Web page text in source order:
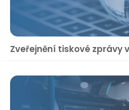
Zveřejnění tiskové zprávy